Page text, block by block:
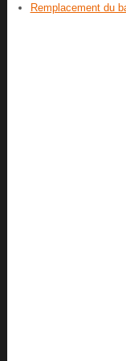
Remplacement du